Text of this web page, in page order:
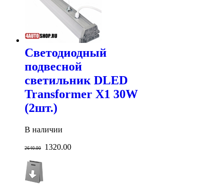
Светодиодный
подвесной
светильник DLED
Transformer X1 30W
(2шт.)
В наличии
2640.00 1320.00